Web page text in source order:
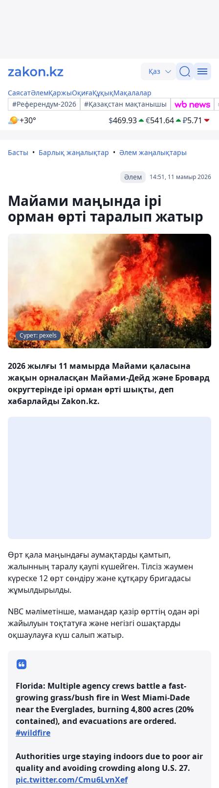
Қаз
СаясатӘлемҚаржыОқиғаҚұқықМақалалар
#Референдум-2026
#Қазақстан мақтанышы
+30° $469.93 €541.64 ₽5.71
Басты Барлық жаңалықтар Әлем жаңалықтары
14:51, 11 мамыр 2026
Әлем
Майами маңында ірі
орман өрті таралып жатыр
Сурет: pexels
2026 жылғы 11 мамырда Майами қаласына
жақын орналасқан Майами-Дейд және Бровард
округтерінде ірі орман өрті шықты, деп
хабарлайды Zakon.kz.
Өрт қала маңындағы аумақтарды қамтып,
жалынның таралу қаупі күшейген. Тілсіз жаумен
күреске 12 өрт сөндіру және құтқару бригадасы
жұмылдырылды.
NBC мәліметінше, мамандар қазір өрттің одан әрі
жайылуын тоқтатуға және негізгі ошақтарды
оқшаулауға күш салып жатыр.
Florida: Multiple agency crews battle a fast-
growing grass/bush fire in West Miami-Dade
near the Everglades, burning 4,800 acres (20%
contained), and evacuations are ordered.
#wildfire
Authorities urge staying indoors due to poor air
quality and avoiding crowding along U.S. 27.
pic.twitter.com/Cmu6LvnXef